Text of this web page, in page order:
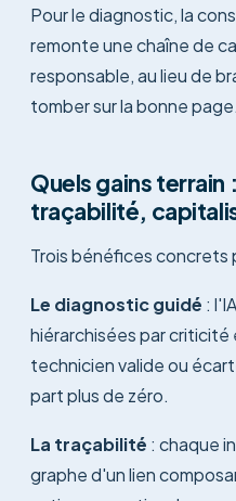
Pour le diagnostic, la
remonte une chaîne de
responsable, au lieu de
tomber sur la bonne page.
Quels gains
traçabilité,
Trois bénéfices concrets
Le diagnostic guidé :
hiérarchisées par
technicien valide ou
part plus de zéro.
La traçabilité : chaque
graphe d'un lien